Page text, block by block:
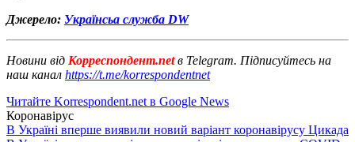
Джерело: Українсьа служба DW
Новини від Корреспондент.netв Telegram. Підписуйтесь на
наш канал https://t.me/korrespondentnet
Читайте Korrespondent.net в Google News
Коронавірус
В Україні вперше виявили новий варіант коронавірусу Цикада